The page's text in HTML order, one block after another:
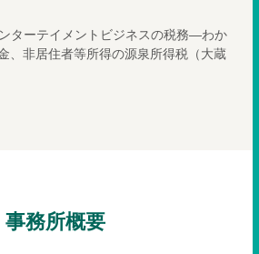
ターテイメントビジネスの税務―わか
、非居住者等所得の源泉所得税（大蔵
事務所概要